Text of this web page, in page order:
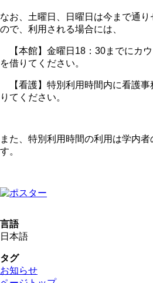
なお、土曜日、日曜日は今まで通
ので、利用される場合には、
【本館】金曜日18：30までにカ
を借りてください。
【看護】特別利用時間内に看護事
りてください。
また、特別利用時間の利用は学内
す。
言語
日本語
タグ
お知らせ